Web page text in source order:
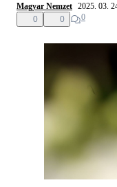
Magyar Nemzet 2025. 03.
0
0 0